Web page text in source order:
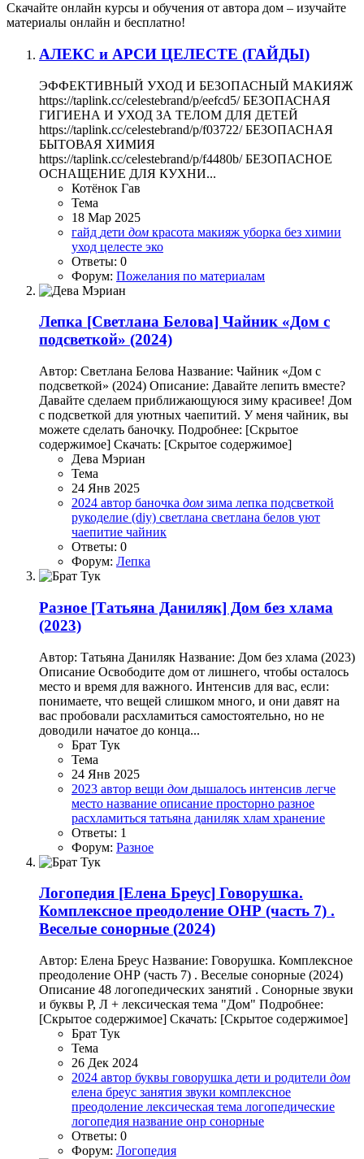
Скачайте онлайн курсы и обучения от автора дом – изучайте
материалы онлайн и бесплатно!
АЛЕКС и АРСИ ЦЕЛЕСТЕ (ГАЙДЫ)
ЭФФЕКТИВНЫЙ УХОД И БЕЗОПАСНЫЙ МАКИЯЖ
https://taplink.cc/celestebrand/p/eefcd5/ БЕЗОПАСНАЯ
ГИГИЕНА И УХОД ЗА ТЕЛОМ ДЛЯ ДЕТЕЙ
https://taplink.cc/celestebrand/p/f03722/ БЕЗОПАСНАЯ
‌БЫТОВАЯ ХИМИЯ
https://taplink.cc/celestebrand/p/f4480b/ БЕЗОПАСНОЕ
‌ОСНАЩЕНИЕ ДЛЯ КУХНИ...
Котёнок Гав
Тема
18 Мар 2025
гайд дети дом красота макияж уборка без химии
уход целесте эко
Ответы: 0
Форум: Пожелания по материалам
Лепка [Светлана Белова] Чайник «Дом с
подсветкой» (2024)
Автор: Светлана Белова Название: Чайник «Дом с
подсветкой» (2024) Описание: Давайте лепить вместе?
Давайте сделаем приближающуюся зиму красивее! Дом
с подсветкой для уютных чаепитий. У меня чайник, вы
можете сделать баночку. Подробнее: [Скрытое
содержимое] Скачать: [Скрытое содержимое]
Дева Мэриан
Тема
24 Янв 2025
2024 автор баночка дом зима лепка подсветкой
рукоделие (diy) светлана светлана белов уют
чаепитие чайник
Ответы: 0
Форум: Лепка
Разное [Татьяна Даниляк] Дом без хлама
(2023)
Автор: Татьяна Даниляк Название: Дом без хлама (2023)
Описание Освободите дом от лишнего, чтобы осталось
место и время для важного. Интенсив для вас, если:
понимаете, что вещей слишком много, и они давят на
вас пробовали расхламиться самостоятельно, но не
доводили начатое до конца...
Брат Тук
Тема
24 Янв 2025
2023 автор вещи дом дышалось интенсив легче
место название описание просторно разное
расхламиться татьяна даниляк хлам хранение
Ответы: 1
Форум: Разное
Логопедия [Елена Бреус] Говорушка.
Комплексное преодоление ОНР (часть 7) .
Веселые сонорные (2024)
Автор: Елена Бреус Название: Говорушка. Комплексное
преодоление ОНР (часть 7) . Веселые сонорные (2024)
Описание 48 логопедических занятий . Сонорные звуки
и буквы Р, Л + лексическая тема "Дом" Подробнее:
[Скрытое содержимое] Скачать: [Скрытое содержимое]
Брат Тук
Тема
26 Дек 2024
2024 автор буквы говорушка дети и родители дом
елена бреус занятия звуки комплексное
преодоление лексическая тема логопедические
логопедия название онр сонорные
Ответы: 0
Форум: Логопедия